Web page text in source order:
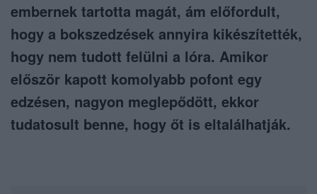
embernek tartotta magát, ám előfordult,
hogy a bokszedzések annyira kikészítették,
hogy nem tudott felülni a lóra. Amikor
először kapott komolyabb pofont egy
edzésen, nagyon meglepődött, ekkor
tudatosult benne, hogy őt is eltalálhatják.